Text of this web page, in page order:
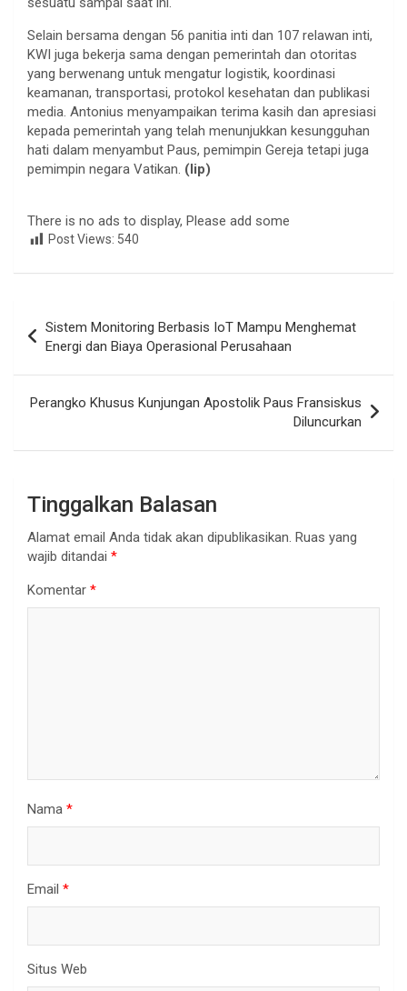
Selain bersama dengan 56 panitia inti dan 107 relawan inti,
KWI juga bekerja sama dengan pemerintah dan otoritas
yang berwenang untuk mengatur logistik, koordinasi
keamanan, transportasi, protokol kesehatan dan publikasi
media. Antonius menyampaikan terima kasih dan apresiasi
kepada pemerintah yang telah menunjukkan kesungguhan
hati dalam menyambut Paus, pemimpin Gereja tetapi juga
pemimpin negara Vatikan. (lip)
There is no ads to display, Please add some
Post Views: 540
pos
Sistem Monitoring Berbasis IoT Mampu Menghemat
Energi dan Biaya Operasional Perusahaan
Perangko Khusus Kunjungan Apostolik Paus Fransiskus
Diluncurkan
Tinggalkan Balasan
Alamat email Anda tidak akan dipublikasikan. Ruas yang
wajib ditandai *
Komentar *
Nama *
Email *
Situs Web